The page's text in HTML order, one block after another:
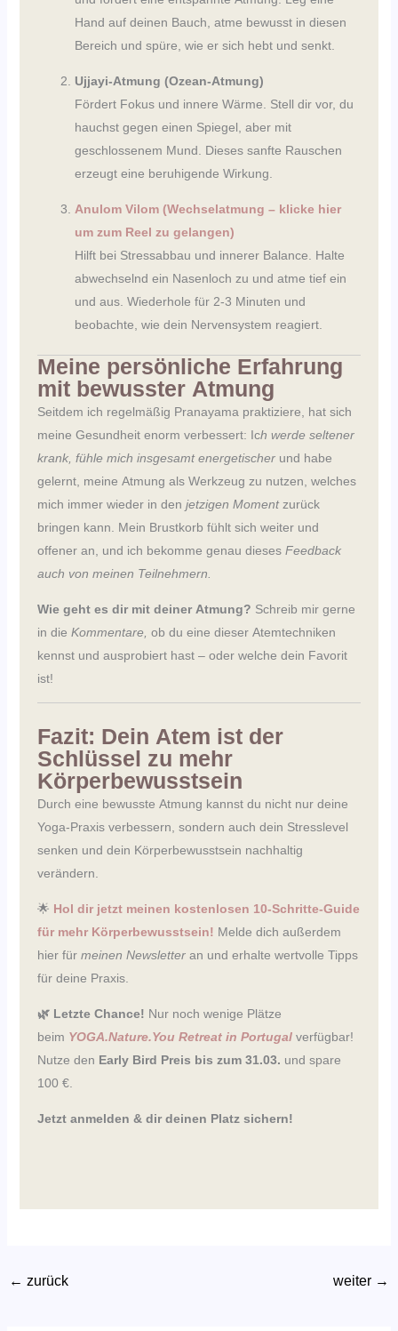
Hand auf deinen Bauch, atme bewusst in diesen
Bereich und spüre, wie er sich hebt und senkt.
Ujjayi-Atmung (Ozean-Atmung)
Fördert Fokus und innere Wärme. Stell dir vor, du
hauchst gegen einen Spiegel, aber mit
geschlossenem Mund. Dieses sanfte Rauschen
erzeugt eine beruhigende Wirkung.
Anulom Vilom (Wechselatmung – klicke hier
um zum Reel zu gelangen)
Hilft bei Stressabbau und innerer Balance. Halte
abwechselnd ein Nasenloch zu und atme tief ein
und aus. Wiederhole für 2-3 Minuten und
beobachte, wie dein Nervensystem reagiert.
Meine persönliche Erfahrung
mit bewusster Atmung
Seitdem ich regelmäßig Pranayama praktiziere, hat sich
meine Gesundheit enorm verbessert: Ich werde seltener
krank, fühle mich insgesamt energetischerund habe
gelernt, meine Atmung als Werkzeug zu nutzen, welches
mich immer wieder in den jetzigen Momentzurück
bringen kann. Mein Brustkorb fühlt sich weiter und
offener an, und ich bekomme genau dieses Feedback
auch von meinen Teilnehmern.
Wie geht es dir mit deiner Atmung? Schreib mir gerne
in die Kommentare, ob du eine dieser Atemtechniken
kennst und ausprobiert hast – oder welche dein Favorit
ist!
Fazit: Dein Atem ist der
Schlüssel zu mehr
Körperbewusstsein
Durch eine bewusste Atmung kannst du nicht nur deine
Yoga-Praxis verbessern, sondern auch dein Stresslevel
senken und dein Körperbewusstsein nachhaltig
verändern.
🌟 Hol dir jetzt meinen kostenlosen 10-Schritte-Guide
für mehr Körperbewusstsein! Melde dich außerdem
hier für meinen Newsletteran und erhalte wertvolle Tipps
für deine Praxis.
🌿 Letzte Chance! Nur noch wenige Plätze
beim YOGA.Nature.You Retreat in Portugal verfügbar!
Nutze den Early Bird Preis bis zum 31.03. und spare
100 €.
Jetzt anmelden & dir deinen Platz sichern!
← zurück weiter →